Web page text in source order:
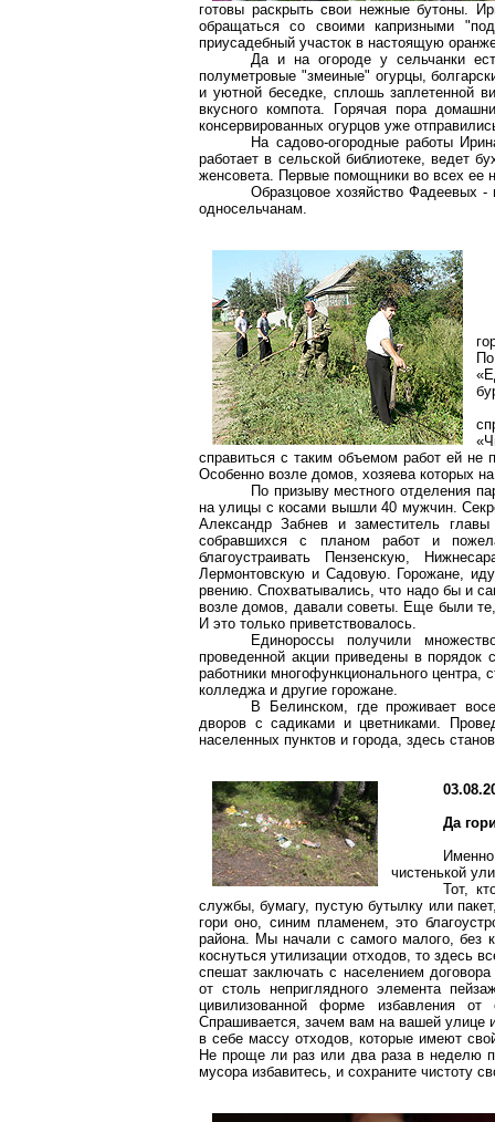
готовы раскрыть свои нежные бутоны.
обращаться со своими капризными
приусадебный участок в настоящую
Да и на огороде у сельчанки
полуметровые "змеиные" огурцы,
и уютной беседке, сплошь заплетенной
вкусного компота. Горячая пора
консервированных огурцов уже
На садово-огородные работы
работает в сельской библиотеке, ведет
женсовета. Первые помощники во всех ее
Образцовое хозяйство Фадеевых
односельчанам.
справиться с таким объемом работ ей не
Особенно возле домов, хозяева которых
По призыву местного отделения
на улицы с косами вышли 40 мужчин.
АлександрЗабнев и заместитель
собравшихся с планом работ и
благоустраивать Пензенскую,
Лермонтовскую и Садовую. Горожане,
рвению. Спохватывались, что надо бы и
возле домов, давали советы. Еще были
И это только приветствовалось.
Единороссы получили
проведенной акции приведены в порядок
работники многофункционального
колледжа и другие горожане.
В Белинском, где проживает
дворов с садиками и цветниками.
населенных пунктов и города, здесь
Да
чистенькой
Тот,
службы, бумагу, пустую бутылку или
гори оно, синим пламенем, это
района. Мы начали с самого малого, без
коснуться утилизации отходов, то здесь
спешат заключать с населением
от столь неприглядного элемента
цивилизованной форме избавления
Спрашивается, зачем вам на вашей улице
в себе массу отходов, которые имеют
Не проще ли раз или два раза в неделю
мусора избавитесь, и сохраните чистоту